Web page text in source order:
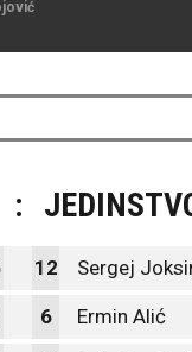
:
12 Sergej
6 Ermin Alić